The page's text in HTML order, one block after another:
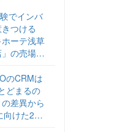
でインバ
きつける
ホーテ浅草
の売場づ
のCRMは
どまるの
差異から
向けた2ス